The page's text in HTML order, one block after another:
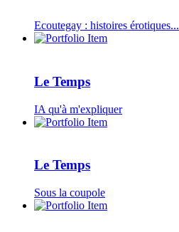
Ecoutegay : histoires érotiques...
Le Temps
IA qu'à m'expliquer
Le Temps
Sous la coupole